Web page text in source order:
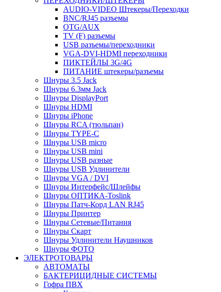
AUDIO-VIDEO Штекеры/Переходки
BNC/RJ45 разъемы
OTG/AUX
TV (F) разъемы
USB разъемы/переходники
VGA-DVI-HDMI переходники
ПИКТЕЙЛЫ 3G/4G
ПИТАНИЕ штекеры/разъемы
Шнуры 3.5 Jack
Шнуры 6.3мм Jack
Шнуры DisplayPort
Шнуры HDMI
Шнуры iPhone
Шнуры RCA (тюльпан)
Шнуры TYPE-C
Шнуры USB micro
Шнуры USB mini
Шнуры USB разные
Шнуры USB Удлинители
Шнуры VGA / DVI
Шнуры Интерфейс/Шлейфы
Шнуры ОПТИКА-Toslink
Шнуры Патч-Корд LAN RJ45
Шнуры Принтер
Шнуры Сетевые/Питания
Шнуры Скарт
Шнуры Удлинители Наушников
Шнуры ФОТО
ЭЛЕКТРОТОВАРЫ
АВТОМАТЫ
БАКТЕРИЦИДНЫЕ СИСТЕМЫ
Гофра ПВХ